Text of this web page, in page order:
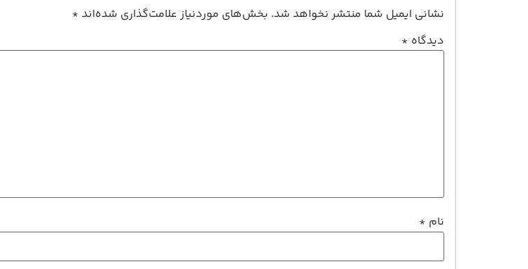
نشانی ایمیل شما منتشر نخواهد شد. بخش‌های موردنیاز علامت‌گذاری شده‌اند *
دیدگاه *
نام *